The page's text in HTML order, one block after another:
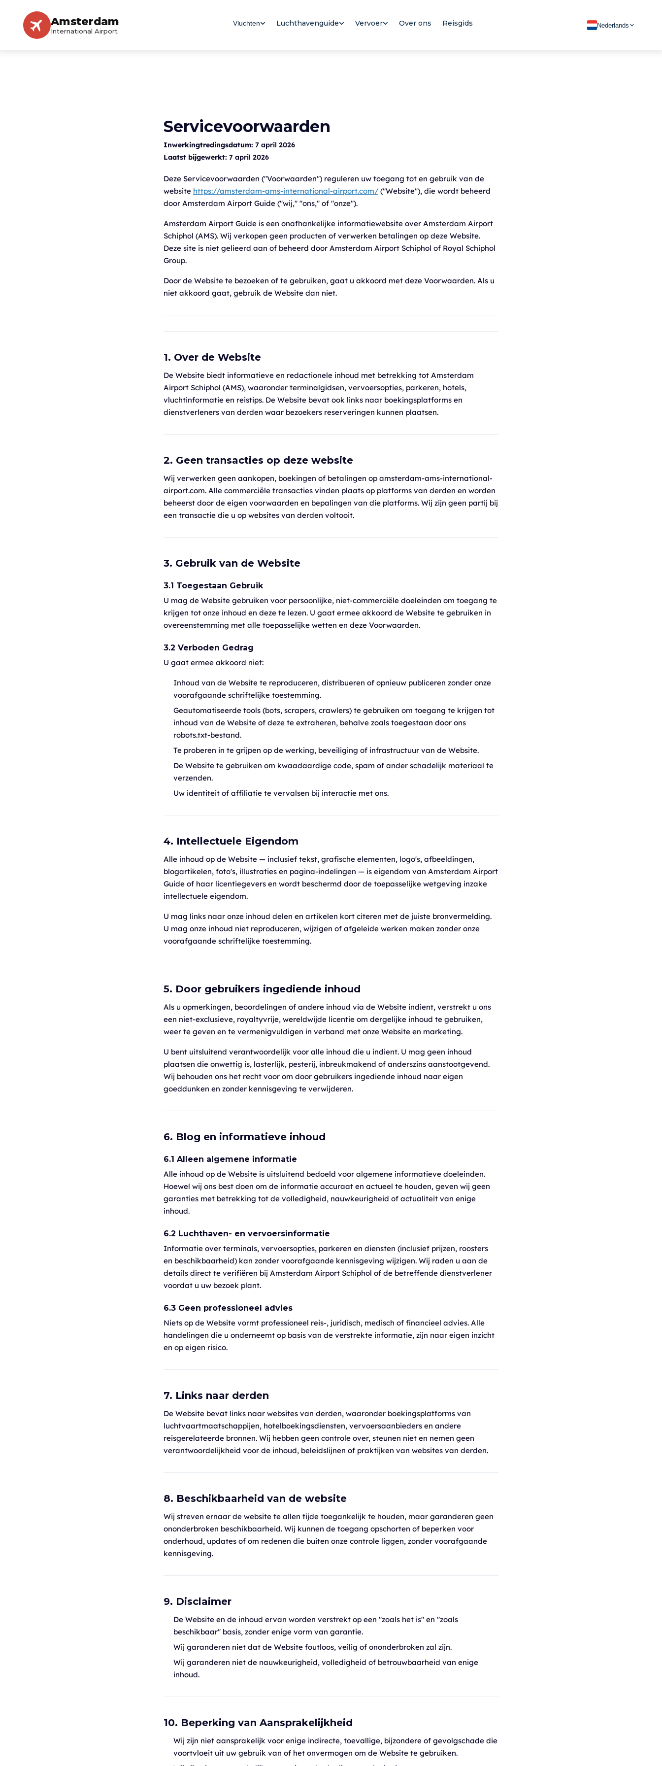
Amsterdam
International Airport
Vluchten Luchthavenguide Vervoer Over ons Reisgids Nederlands
Servicevoorwaarden
Inwerkingtredingsdatum: 7 april 2026
Laatst bijgewerkt: 7 april 2026
Deze Servicevoorwaarden ("Voorwaarden") reguleren uw toegang tot en gebruik van de
website https://amsterdam-ams-international-airport.com/ ("Website"), die wordt beheerd
door Amsterdam Airport Guide ("wij," "ons," of "onze").
Amsterdam Airport Guide is een onafhankelijke informatiewebsite over Amsterdam Airport
Schiphol (AMS). Wij verkopen geen producten of verwerken betalingen op deze Website.
Deze site is niet gelieerd aan of beheerd door Amsterdam Airport Schiphol of Royal Schiphol
Group.
Door de Website te bezoeken of te gebruiken, gaat u akkoord met deze Voorwaarden. Als u
niet akkoord gaat, gebruik de Website dan niet.
1. Over de Website
De Website biedt informatieve en redactionele inhoud met betrekking tot Amsterdam
Airport Schiphol (AMS), waaronder terminalgidsen, vervoersopties, parkeren, hotels,
vluchtinformatie en reistips. De Website bevat ook links naar boekingsplatforms en
dienstverleners van derden waar bezoekers reserveringen kunnen plaatsen.
2. Geen transacties op deze website
Wij verwerken geen aankopen, boekingen of betalingen op amsterdam-ams-international-
airport.com. Alle commerciële transacties vinden plaats op platforms van derden en worden
beheerst door de eigen voorwaarden en bepalingen van die platforms. Wij zijn geen partij bij
een transactie die u op websites van derden voltooit.
3. Gebruik van de Website
3.1 Toegestaan Gebruik
U mag de Website gebruiken voor persoonlijke, niet-commerciële doeleinden om toegang te
krijgen tot onze inhoud en deze te lezen. U gaat ermee akkoord de Website te gebruiken in
overeenstemming met alle toepasselijke wetten en deze Voorwaarden.
3.2 Verboden Gedrag
U gaat ermee akkoord niet:
Inhoud van de Website te reproduceren, distribueren of opnieuw publiceren zonder onze
voorafgaande schriftelijke toestemming.
Geautomatiseerde tools (bots, scrapers, crawlers) te gebruiken om toegang te krijgen tot
inhoud van de Website of deze te extraheren, behalve zoals toegestaan door ons
robots.txt-bestand.
Te proberen in te grijpen op de werking, beveiliging of infrastructuur van de Website.
De Website te gebruiken om kwaadaardige code, spam of ander schadelijk materiaal te
verzenden.
Uw identiteit of affiliatie te vervalsen bij interactie met ons.
4. Intellectuele Eigendom
Alle inhoud op de Website — inclusief tekst, grafische elementen, logo's, afbeeldingen,
blogartikelen, foto's, illustraties en pagina-indelingen — is eigendom van Amsterdam Airport
Guide of haar licentiegevers en wordt beschermd door de toepasselijke wetgeving inzake
intellectuele eigendom.
U mag links naar onze inhoud delen en artikelen kort citeren met de juiste bronvermelding.
U mag onze inhoud niet reproduceren, wijzigen of afgeleide werken maken zonder onze
voorafgaande schriftelijke toestemming.
5. Door gebruikers ingediende inhoud
Als u opmerkingen, beoordelingen of andere inhoud via de Website indient, verstrekt u ons
een niet-exclusieve, royaltyvrije, wereldwijde licentie om dergelijke inhoud te gebruiken,
weer te geven en te vermenigvuldigen in verband met onze Website en marketing.
U bent uitsluitend verantwoordelijk voor alle inhoud die u indient. U mag geen inhoud
plaatsen die onwettig is, lasterlijk, pesterij, inbreukmakend of anderszins aanstootgevend.
Wij behouden ons het recht voor om door gebruikers ingediende inhoud naar eigen
goeddunken en zonder kennisgeving te verwijderen.
6. Blog en informatieve inhoud
6.1 Alleen algemene informatie
Alle inhoud op de Website is uitsluitend bedoeld voor algemene informatieve doeleinden.
Hoewel wij ons best doen om de informatie accuraat en actueel te houden, geven wij geen
garanties met betrekking tot de volledigheid, nauwkeurigheid of actualiteit van enige
inhoud.
6.2 Luchthaven- en vervoersinformatie
Informatie over terminals, vervoersopties, parkeren en diensten (inclusief prijzen, roosters
en beschikbaarheid) kan zonder voorafgaande kennisgeving wijzigen. Wij raden u aan de
details direct te verifiëren bij Amsterdam Airport Schiphol of de betreffende dienstverlener
voordat u uw bezoek plant.
6.3 Geen professioneel advies
Niets op de Website vormt professioneel reis-, juridisch, medisch of financieel advies. Alle
handelingen die u onderneemt op basis van de verstrekte informatie, zijn naar eigen inzicht
en op eigen risico.
7. Links naar derden
De Website bevat links naar websites van derden, waaronder boekingsplatforms van
luchtvaartmaatschappijen, hotelboekingsdiensten, vervoersaanbieders en andere
reisgerelateerde bronnen. Wij hebben geen controle over, steunen niet en nemen geen
verantwoordelijkheid voor de inhoud, beleidslijnen of praktijken van websites van derden.
8. Beschikbaarheid van de website
Wij streven ernaar de website te allen tijde toegankelijk te houden, maar garanderen geen
ononderbroken beschikbaarheid. Wij kunnen de toegang opschorten of beperken voor
onderhoud, updates of om redenen die buiten onze controle liggen, zonder voorafgaande
kennisgeving.
9. Disclaimer
De Website en de inhoud ervan worden verstrekt op een "zoals het is" en "zoals
beschikbaar" basis, zonder enige vorm van garantie.
Wij garanderen niet dat de Website foutloos, veilig of ononderbroken zal zijn.
Wij garanderen niet de nauwkeurigheid, volledigheid of betrouwbaarheid van enige
inhoud.
10. Beperking van Aansprakelijkheid
Wij zijn niet aansprakelijk voor enige indirecte, toevallige, bijzondere of gevolgschade die
voortvloeit uit uw gebruik van of het onvermogen om de Website te gebruiken.